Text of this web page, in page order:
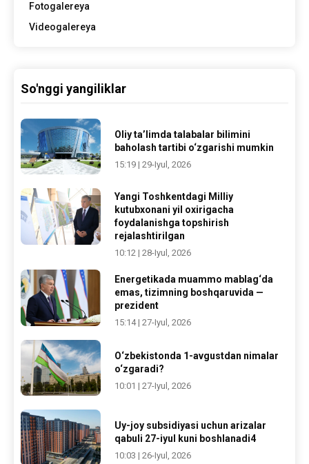
Fotogalereya
Videogalereya
So'nggi yangiliklar
Oliy ta’limda talabalar bilimini
baholash tartibi o‘zgarishi mumkin
15:19 | 29-Iyul, 2026
Yangi Toshkentdagi Milliy
kutubxonani yil oxirigacha
foydalanishga topshirish
rejalashtirilgan
10:12 | 28-Iyul, 2026
Energetikada muammo mablag‘da
emas, tizimning boshqaruvida —
prezident
15:14 | 27-Iyul, 2026
O‘zbekistonda 1-avgustdan nimalar
o‘zgaradi?
10:01 | 27-Iyul, 2026
Uy-joy subsidiyasi uchun arizalar
qabuli 27-iyul kuni boshlanadi4
10:03 | 26-Iyul, 2026